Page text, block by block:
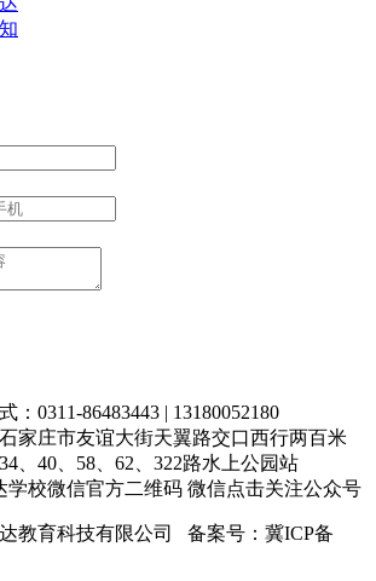
：0311-86483443 | 13180052180
家庄市友谊大街天翼路交口西行两百米
、40、58、62、322路水上公园站
微信点击关注公众号
教育科技有限公司 备案号：冀ICP备